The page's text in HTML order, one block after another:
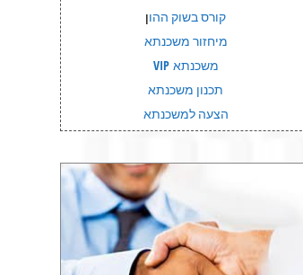
קורס בשוק ההון
מיחזור משכנתא
משכנתא VIP
תכנון משכנתא
הצעה למשכנתא